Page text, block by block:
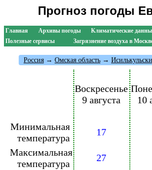
Прогноз погоды
Главная Архивы погоды Климатические
Полезные сервисы
Загрязнение воздуха в
Россия → Омская область →
Воскресенье
9 августа
10
Минимальная
температура
17
Максимальная
температура
27